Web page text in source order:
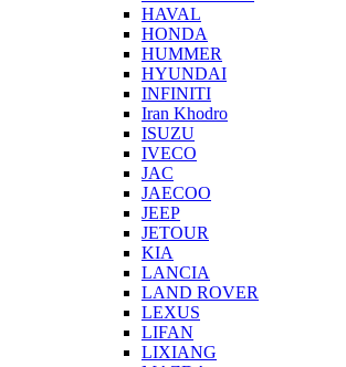
HAVAL
HONDA
HUMMER
HYUNDAI
INFINITI
Iran Khodro
ISUZU
IVECO
JAC
JAECOO
JEEP
JETOUR
KIA
LANCIA
LAND ROVER
LEXUS
LIFAN
LIXIANG